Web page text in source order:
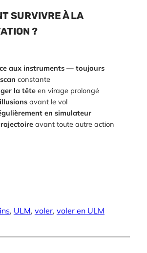
SURVIVRE À LA
?
aux instruments — toujours
constante
la tête en virage prolongé
avant le vol
en simulateur
avant toute autre action
, ULM, voler, voler en ULM